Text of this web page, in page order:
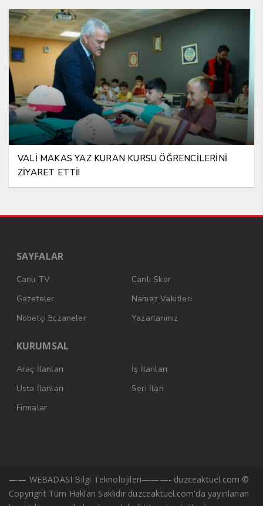
VALİ MAKAS YAZ KURAN KURSU ÖĞRENCİLERİNİ
ZİYARET ETTİ!
SAYFALAR
Canlı TV
Canlı Skor
Gazeteler
Namaz Vakitleri
Nöbetçi Eczaneler
Yazarlarımız
KURUMSAL
Araç İlanları
İş İlanları
Usta İlanları
Seri İlan
Firmalar
—— WEBADASI Bilgi Teknolojileri———- duzceaktuel.com ©
Copyright Tüm Hakları Saklıdır duzceaktuel.com'da yayınlanan